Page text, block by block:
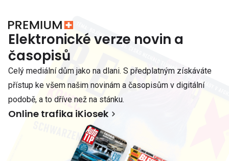
Elektronické verze novin a
časopisů
Celý mediální dům jako na dlani. S předplatným získáváte
přístup ke všem našim novinám a časopisům v digitální
podobě, a to dříve než na stánku.
Online trafika iKiosek